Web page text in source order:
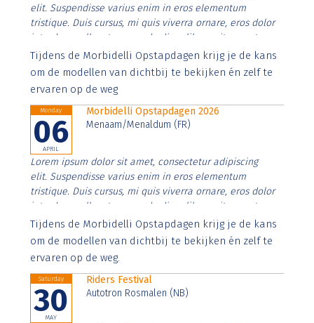
elit. Suspendisse varius enim in eros elementum
tristique. Duis cursus, mi quis viverra ornare, eros dolor
interdum nulla, ut commodo diam libero vitae erat.
Aenean faucibus nibh et justo cursus id rutrum lorem
imperdiet. Nunc ut sem vitae risus tristique posuere.
Tijdens de Morbidelli Opstapdagen krijg je de kans
om de modellen van dichtbij te bekijken én zelf te
ervaren op de weg
Monday
06
APRIL
Morbidelli Opstapdagen 2026
Menaam/Menaldum (FR)
Lorem ipsum dolor sit amet, consectetur adipiscing
elit. Suspendisse varius enim in eros elementum
tristique. Duis cursus, mi quis viverra ornare, eros dolor
interdum nulla, ut commodo diam libero vitae erat.
Aenean faucibus nibh et justo cursus id rutrum lorem
imperdiet. Nunc ut sem vitae risus tristique posuere.
Tijdens de Morbidelli Opstapdagen krijg je de kans
om de modellen van dichtbij te bekijken én zelf te
ervaren op de weg.
Saturday
30
MAY
Riders Festival
Autotron Rosmalen (NB)